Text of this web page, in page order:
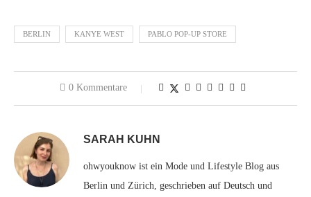
BERLIN KANYE WEST PABLO POP-UP STORE
0 Kommentare
SARAH KUHN
ohwyouknow ist ein Mode und Lifestyle Blog aus
Berlin und Zürich, geschrieben auf Deutsch und